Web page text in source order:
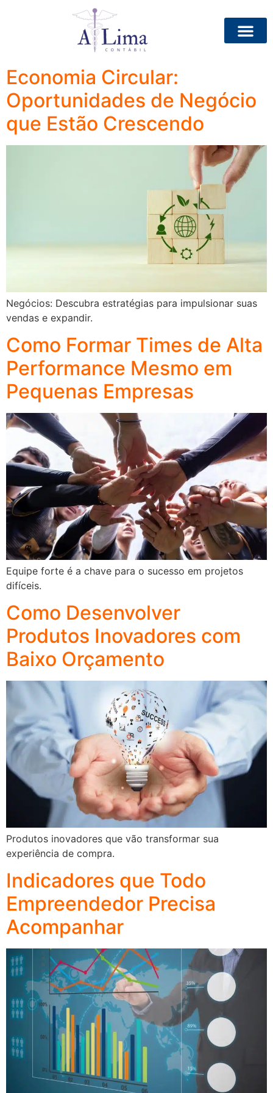
Categoria:
Dicas &
Notícias
Economia Circular:
Oportunidades de Negócio
que Estão Crescendo
Negócios: Descubra estratégias para impulsionar suas
vendas e expandir.
Como Formar Times de Alta
Performance Mesmo em
Pequenas Empresas
Equipe forte é a chave para o sucesso em projetos
difíceis.
Como Desenvolver
Produtos Inovadores com
Baixo Orçamento
Produtos inovadores que vão transformar sua
experiência de compra.
Indicadores que Todo
Empreendedor Precisa
Acompanhar